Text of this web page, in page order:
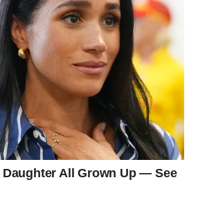
su otišli bez objašnjenja.
da vise u vazduhu.
na svoje mesto.
Nedelja donosi razrešenje.
snagu.
da zatvori jedno poglavlje bez
za osvetom. Bez potrebe za
osećajem da je pravda stigla.